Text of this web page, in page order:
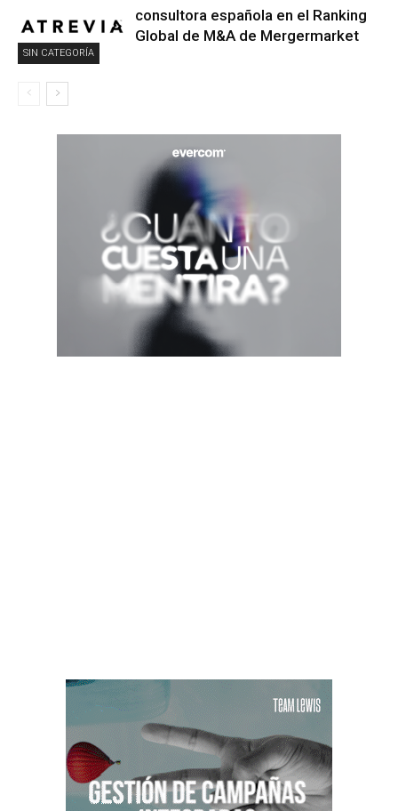
SIN CATEGORÍA
consultora española en el Ranking
Global de M&A de Mergermarket